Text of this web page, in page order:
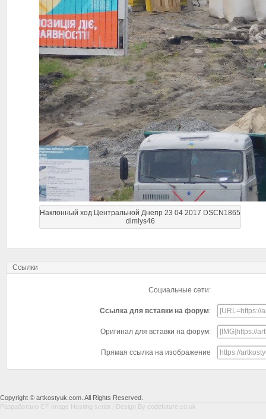
Наклонный ход Центральной Днепр 23 04 2017 DSCN1865
dimlys46
Ссылки
Социальные сети:
Ссылка для вставки на форум:
Оригинал для вставки на форум:
Прямая ссылка на изображение
Copyright © artkostyuk.com. All Rights Reserved.
Разработано CF Image Hosting script | Design By codefuture.co.uk